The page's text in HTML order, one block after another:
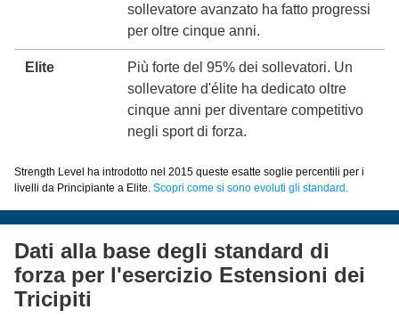
sollevatore avanzato ha fatto progressi
per oltre cinque anni.
Elite
Più forte del 95% dei sollevatori. Un
sollevatore d'élite ha dedicato oltre
cinque anni per diventare competitivo
negli sport di forza.
Strength Level ha introdotto nel 2015 queste esatte soglie percentili per i
livelli da Principiante a Elite. Scopri come si sono evoluti gli standard.
Dati alla base degli standard di
forza per l'esercizio Estensioni dei
Tricipiti